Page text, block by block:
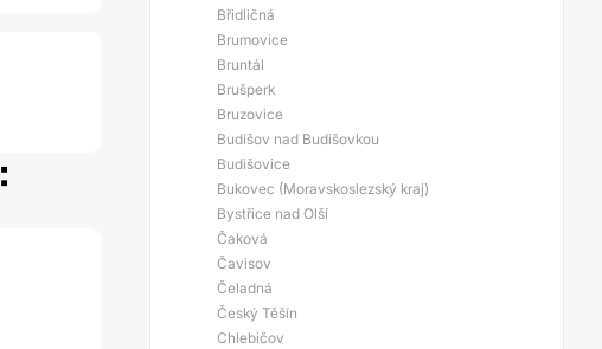
Břidličná
Brumovice
Bruntál
Brušperk
Bruzovice
Budišov nad Budišovkou
Budišovice
Bukovec (Moravskoslezský kraj)
Bystřice nad Olší
Čaková
Čavisov
Čeladná
Český Těšín
Chlebičov